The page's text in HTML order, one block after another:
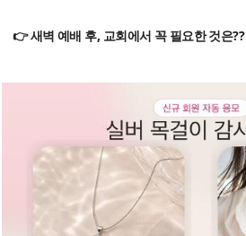
👉 새벽 예배 후, 교회에서 꼭 필요한 것은??